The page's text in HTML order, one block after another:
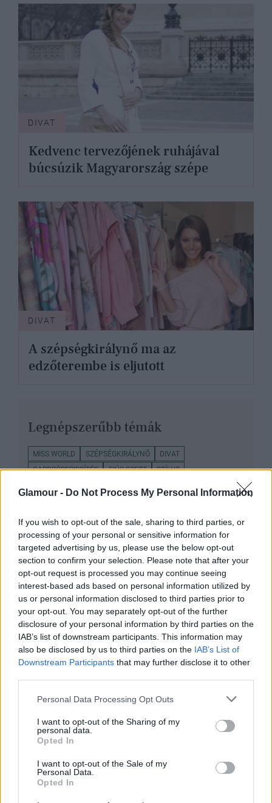
Glamour - Do Not Process My Personal Information
If you wish to opt-out of the sale, sharing to third parties, or
processing of your personal or sensitive information for
targeted advertising by us, please use the below opt-out
section to confirm your selection. Please note that after your
opt-out request is processed you may continue seeing
interest-based ads based on personal information utilized by
us or personal information disclosed to third parties prior to
your opt-out. You may separately opt-out of the further
disclosure of your personal information by third parties on the
IAB’s list of downstream participants. This information may
also be disclosed by us to third parties on the IAB’s List of
Downstream Participants that may further disclose it to other
Please note that this website/app uses one or more Google
not limited to your visit or usage behaviour. You may click to
grant or deny consent to Google and its third-party tags to
use your data for below specified purposes in below Google
consent section.
Personal Data Processing Opt Outs
I want to opt-out of the Sharing of my
personal data.
Opted In
I want to opt-out of the Sale of my
Personal Data.
Opted In
DIVAT
Kedvenc tervezőjének ruhájával
búcsúzik Magyarország szépe
DIVAT
A szépségkirálynő ma az
edzőterembe is eljutott
Legnépszerűbb témák
MISS WORLD SZÉPSÉGKIRÁLYNŐ
DIVAT
GARDRÓBFRISSÍTÉS
FIÚS SZETT
STÍLUS
DIVAT
napja a szépségkirálynőnek